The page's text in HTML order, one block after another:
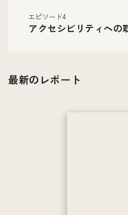
エピソード4
アクセシビリティへの
最新のレポート